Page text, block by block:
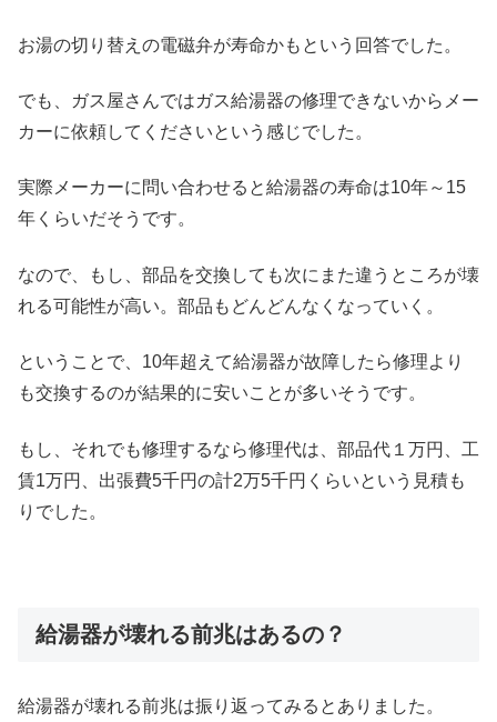
お湯の切り替えの電磁弁が寿命かもという回答でした。
でも、ガス屋さんではガス給湯器の修理できないからメー
カーに依頼してくださいという感じでした。
実際メーカーに問い合わせると給湯器の寿命は10年～15
年くらいだそうです。
なので、もし、部品を交換しても次にまた違うところが壊
れる可能性が高い。部品もどんどんなくなっていく。
ということで、10年超えて給湯器が故障したら修理より
も交換するのが結果的に安いことが多いそうです。
もし、それでも修理するなら修理代は、部品代１万円、工
賃1万円、出張費5千円の計2万5千円くらいという見積も
りでした。
給湯器が壊れる前兆はあるの？
給湯器が壊れる前兆は振り返ってみるとありました。